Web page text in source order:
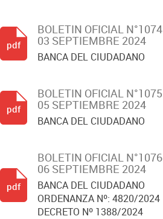
BOLETIN OFICIAL N°1074
03 SEPTIEMBRE 2024
BANCA DEL CIUDADANO
pdf
BOLETIN OFICIAL N°1075
05 SEPTIEMBRE 2024
BANCA DEL CIUDADANO
pdf
BOLETIN OFICIAL N°1076
06 SEPTIEMBRE 2024
BANCA DEL CIUDADANO
ORDENANZA Nº: 4820/2024
DECRETO Nº 1388/2024
pdf